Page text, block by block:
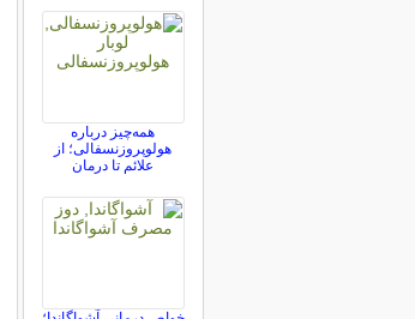
همه‌چیز درباره
هولوپروزنسفالی؛ از
علائم تا درمان